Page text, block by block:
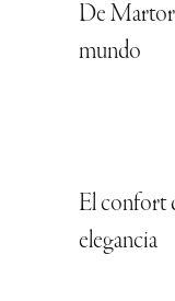
De
mundo
El confort
elegancia